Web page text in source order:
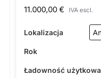
11.000,00 € IVA escl.
Lokalizacja
Rok
Ładowność użytkowa